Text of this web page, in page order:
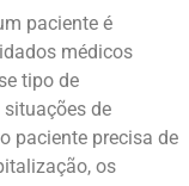
paciente é
médicos
tipo de
de
paciente precisa de
os